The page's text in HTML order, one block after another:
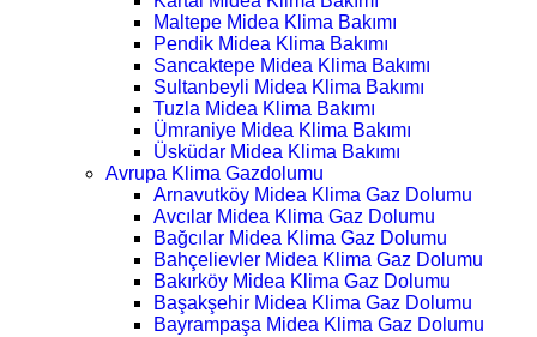
Maltepe Midea Klima Bakımı
Pendik Midea Klima Bakımı
Sancaktepe Midea Klima Bakımı
Sultanbeyli Midea Klima Bakımı
Tuzla Midea Klima Bakımı
Ümraniye Midea Klima Bakımı
Üsküdar Midea Klima Bakımı
Avrupa Klima Gazdolumu
Arnavutköy Midea Klima Gaz Dolumu
Avcılar Midea Klima Gaz Dolumu
Bağcılar Midea Klima Gaz Dolumu
Bahçelievler Midea Klima Gaz Dolumu
Bakırköy Midea Klima Gaz Dolumu
Başakşehir Midea Klima Gaz Dolumu
Bayrampaşa Midea Klima Gaz Dolumu